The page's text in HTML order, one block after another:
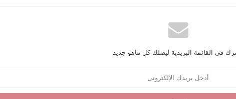
في القائمة البريدية ليصلك كل ماهو جديد